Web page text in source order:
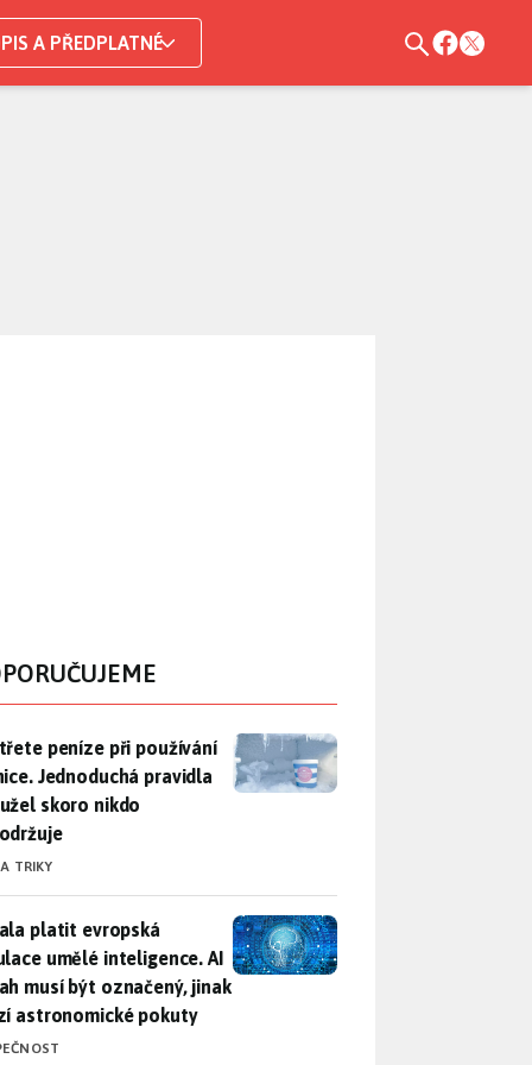
A PŘEDPLATNÉ
peníze při používání lednice. Jednoduchá pravidla
peníze při používání
Jednoduchá pravidla
skoro nikdo
TRIKY
platit evropská regulace umělé inteligence. AI obsah
platit evropská
umělé inteligence. AI
musí být označený, jinak
astronomické pokuty